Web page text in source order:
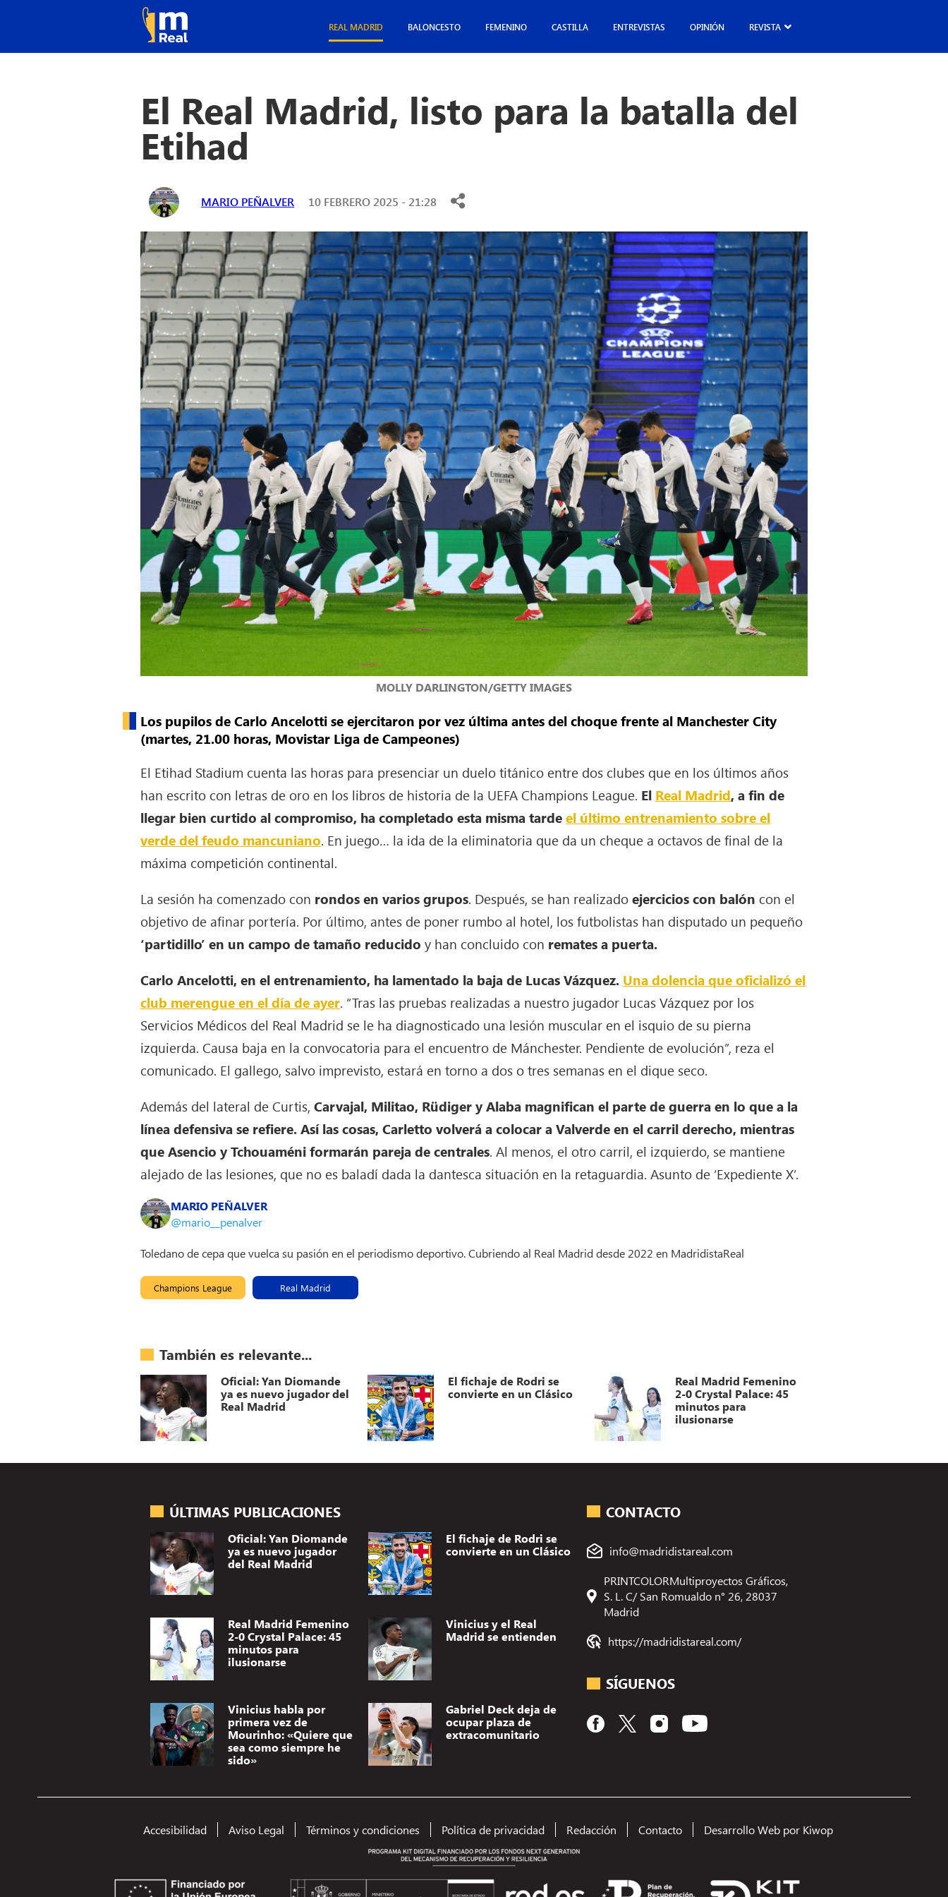
REAL MADRID BALONCESTO FEMENINO CASTILLA ENTREVISTAS OPINIÓN REVISTA
El Real Madrid, listo para la batalla del
Etihad
MARIO PEÑALVER 10 FEBRERO 2025 - 21:28
MOLLY DARLINGTON/GETTY IMAGES
Los pupilos de Carlo Ancelotti se ejercitaron por vez última antes del choque frente al Manchester City
(martes, 21.00 horas, Movistar Liga de Campeones)
El Etihad Stadium cuenta las horas para presenciar un duelo titánico entre dos clubes que en los últimos años
han escrito con letras de oro en los libros de historia de la UEFA Champions League. El Real Madrid, a fin de
llegar bien curtido al compromiso, ha completado esta misma tardeel último entrenamiento sobre el
verde del feudo mancuniano. En juego… la ida de la eliminatoria que da un cheque a octavos de final de la
máxima competición continental.
La sesión ha comenzado con rondos en varios grupos. Después, se han realizadoejercicios con balón con el
objetivo de afinar portería. Por último, antes de poner rumbo al hotel, los futbolistas han disputado un pequeño
‘partidillo’ en un campo de tamaño reducido y han concluido con remates a puerta.
Carlo Ancelotti, en el entrenamiento, ha lamentado la baja de Lucas Vázquez. Una dolencia que oficializó el
club merengue en el día de ayer. “Tras las pruebas realizadas a nuestro jugador Lucas Vázquez por los
Servicios Médicos del Real Madrid se le ha diagnosticado una lesión muscular en el isquio de su pierna
izquierda. Causa baja en la convocatoria para el encuentro de Mánchester. Pendiente de evolución”, reza el
comunicado. El gallego, salvo imprevisto, estará en torno a dos o tres semanas en el dique seco.
Además del lateral de Curtis,Carvajal, Militao, Rüdiger y Alaba magnifican el parte de guerra en lo que a la
línea defensiva se refiere. Así las cosas, Carletto volverá a colocar a Valverde en el carril derecho, mientras
que Asencio y Tchouaméni formarán pareja de centrales. Al menos, el otro carril, el izquierdo, se mantiene
alejado de las lesiones, que no es baladí dada la dantesca situación en la retaguardia. Asunto de ‘Expediente X’.
MARIO PEÑALVER
@mario__penalver
Toledano de cepa que vuelca su pasión en el periodismo deportivo. Cubriendo al Real Madrid desde 2022 en MadridistaReal
Champions League Real Madrid
También es relevante...
Oficial: Yan Diomande
ya es nuevo jugador del
Real Madrid
El fichaje de Rodri se
convierte en un Clásico
Real Madrid Femenino
2-0 Crystal Palace: 45
minutos para
ilusionarse
ÚLTIMAS PUBLICACIONES
Oficial: Yan Diomande
ya es nuevo jugador
del Real Madrid
El fichaje de Rodri se
convierte en un Clásico
Real Madrid Femenino
2-0 Crystal Palace: 45
minutos para
ilusionarse
Vinicius y el Real
Madrid se entienden
Vinicius habla por
primera vez de
Mourinho: «Quiere que
sea como siempre he
sido»
Gabriel Deck deja de
ocupar plaza de
extracomunitario
CONTACTO
info@madridistareal.com
PRINTCOLORMultiproyectos Gráficos,
S. L. C/ San Romualdo n° 26, 28037
Madrid
https://madridistareal.com/
SÍGUENOS
Accesibilidad Aviso Legal Términos y condiciones Política de privacidad Redacción Contacto Desarrollo Web por Kiwop